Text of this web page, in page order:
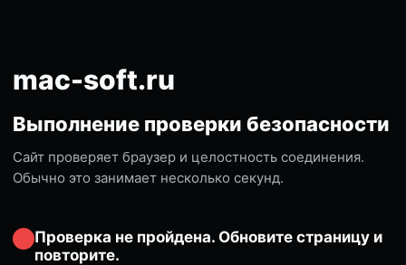
mac-soft.ru
Выполнение проверки безопасности
Сайт проверяет браузер и целостность соединения.
Обычно это занимает несколько секунд.
Проверка не пройдена. Обновите страницу и
повторите.